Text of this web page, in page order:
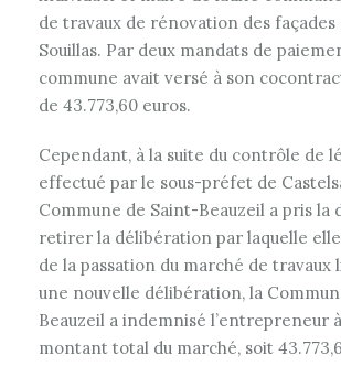
de travaux de rénovation des façades
Souillas. Par deux mandats de
commune avait versé à son
de 43.773,60 euros.
Cependant, à la suite du contrôle de
effectué par le sous-préfet de
Commune de Saint-Beauzeil a pris la
retirer la délibération par laquelle
de la passation du marché de travaux
une nouvelle délibération, la
Beauzeil a indemnisé l’entrepreneur
montant total du marché, soit